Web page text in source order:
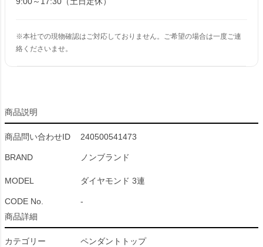
※本社での現物確認はご対応しておりません。ご希望の場合は一度ご連
絡くださいませ。
商品説明
商品問い合わせID 240500541473
BRAND ノンブランド
MODEL ダイヤモンド 3連
CODE No.
-
商品詳細
カテゴリー ペンダントトップ